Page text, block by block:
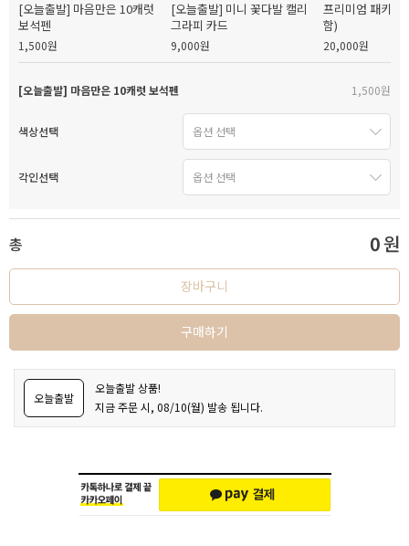
[오늘출발] 마음만은 10캐럿
보석펜
1,500원
[오늘출발] 미니 꽃다발 캘리
그라피 카드
9,000원
프리미엄 패키지
함)
20,000원
[오늘출발] 마음만은 10캐럿 보석펜 1,500원
색상선택
각인선택
총 0원
장바구니
구매하기
오늘출발
오늘출발 상품!
지금 주문 시, 08/10(월) 발송 됩니다.